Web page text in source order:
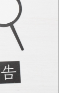
ひとり親
不正受給
不動産相続
ングノート